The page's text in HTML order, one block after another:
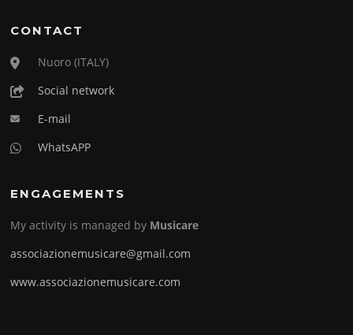
CONTACT
Nuoro (ITALY)
Social network
E-mail
WhatsAPP
ENGAGEMENTS
My activity is managed by Musicare
associazionemusicare@gmail.com
www.associazionemusicare.com